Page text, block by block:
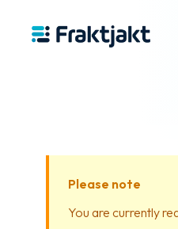
Please note
You are currently